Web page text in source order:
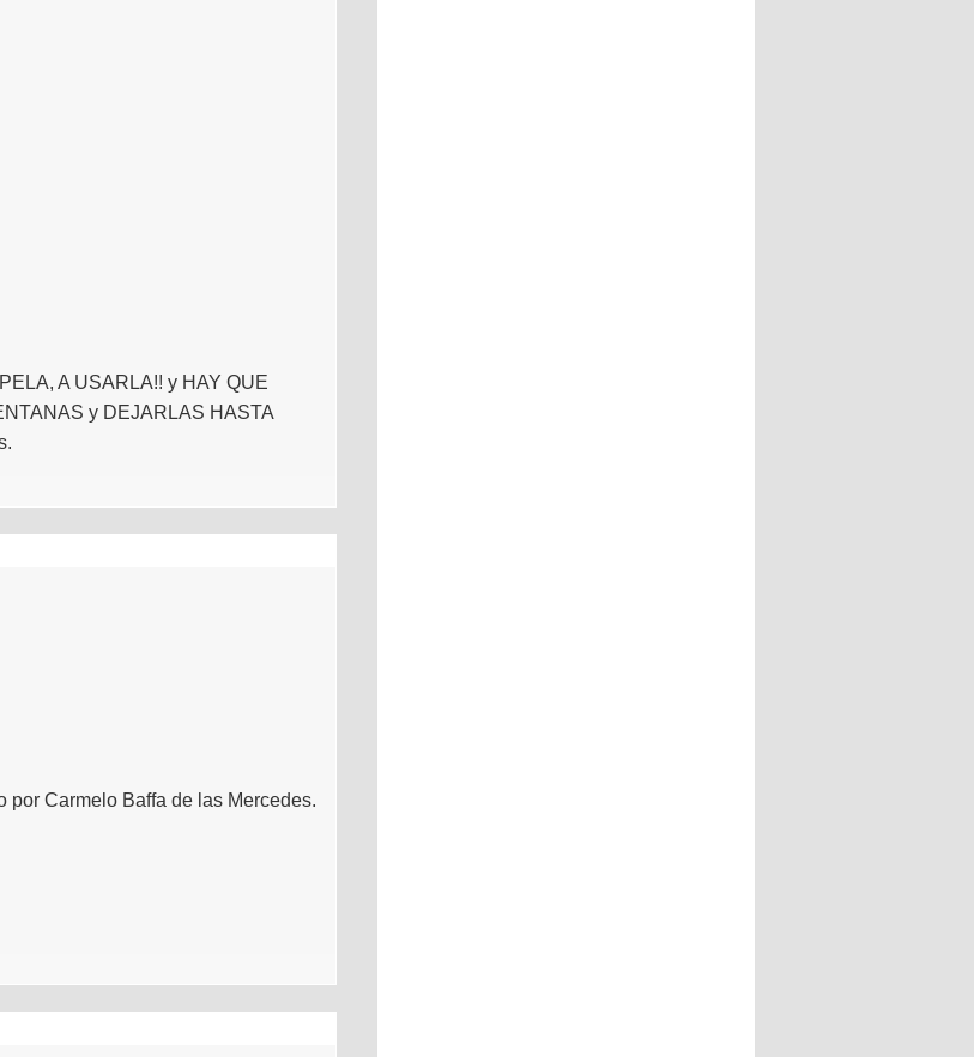
A USARLA!! y HAY QUE
y DEJARLAS HASTA
por Carmelo Baffa de las Mercedes.